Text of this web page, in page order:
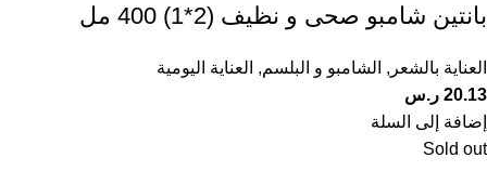
بانتين شامبو صحى و نظيف (2*1) 400 مل
العناية بالشعر , الشامبو و البلسم, العناية اليومية
20.13 ر.س
إضافة إلى السلة
Sold out